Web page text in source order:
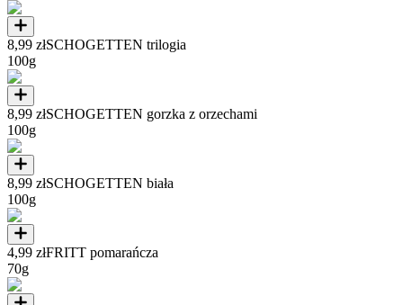
8,99 złSCHOGETTEN trilogia
100g
8,99 złSCHOGETTEN gorzka z orzechami
100g
8,99 złSCHOGETTEN biała
100g
4,99 złFRITT pomarańcza
70g